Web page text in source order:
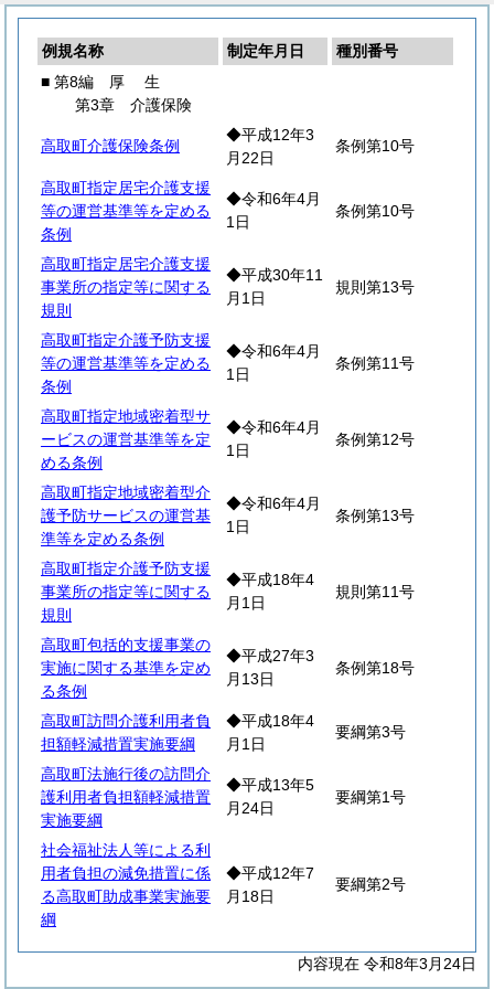
例規名称 制定年月日
種別番号
■ 第8編 厚 生
第3章 介護保険
高取町介護保険条例
◆平成12年3
月22日
条例第10号
高取町指定居宅介護支援
等の運営基準等を定める
条例
◆令和6年4月
1日
条例第10号
高取町指定居宅介護支援
事業所の指定等に関する
規則
◆平成30年11
月1日
規則第13号
高取町指定介護予防支援
等の運営基準等を定める
条例
◆令和6年4月
1日
条例第11号
高取町指定地域密着型サ
ービスの運営基準等を定
める条例
◆令和6年4月
1日
条例第12号
高取町指定地域密着型介
護予防サービスの運営基
準等を定める条例
◆令和6年4月
1日
条例第13号
高取町指定介護予防支援
事業所の指定等に関する
規則
◆平成18年4
月1日
規則第11号
高取町包括的支援事業の
実施に関する基準を定め
る条例
◆平成27年3
月13日
条例第18号
高取町訪問介護利用者負
担額軽減措置実施要綱
◆平成18年4
月1日
要綱第3号
高取町法施行後の訪問介
護利用者負担額軽減措置
実施要綱
◆平成13年5
月24日
要綱第1号
社会福祉法人等による利
用者負担の減免措置に係
る高取町助成事業実施要
綱
◆平成12年7
月18日
要綱第2号
内容現在 令和8年3月24日